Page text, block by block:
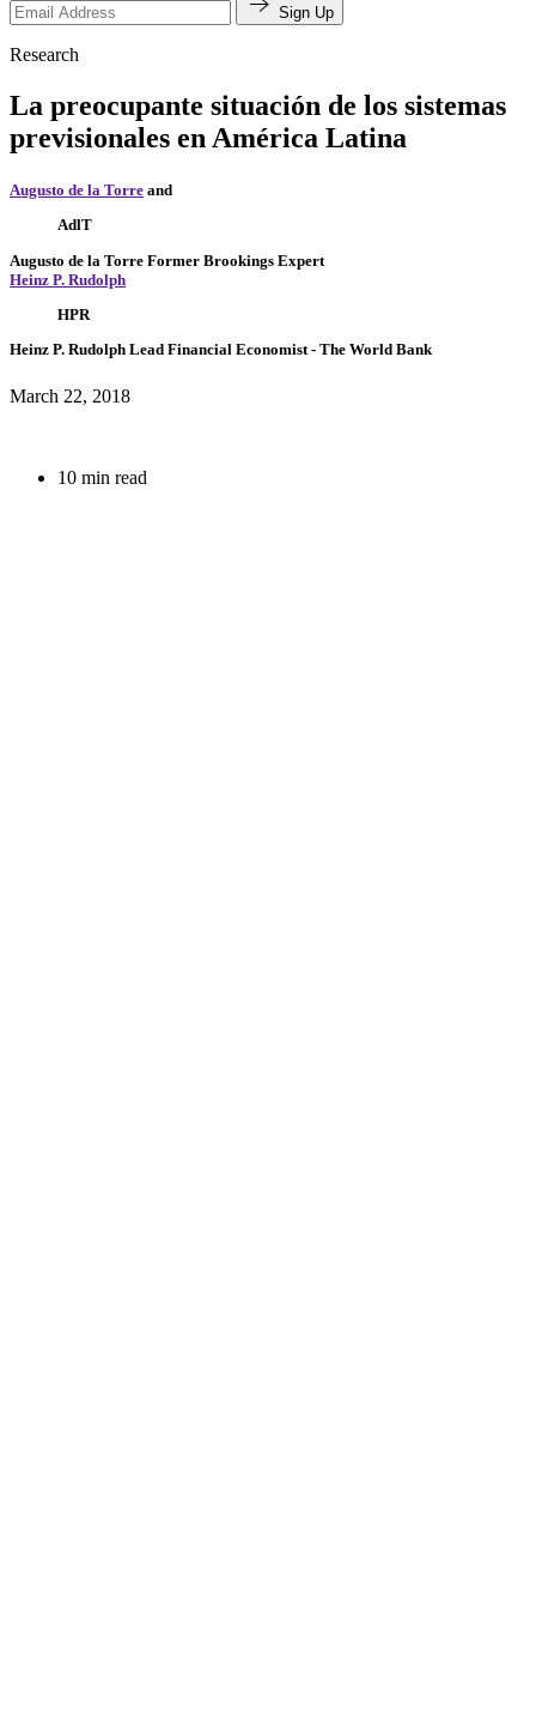
Sign Up
Research
La preocupante situación de los sistemas
previsionales en América Latina
Augusto de la Torre and
AdlT
Augusto de la Torre Former Brookings Expert
Heinz P. Rudolph
HPR
Heinz P. Rudolph Lead Financial Economist- The World Bank
March 22, 2018
10 min read